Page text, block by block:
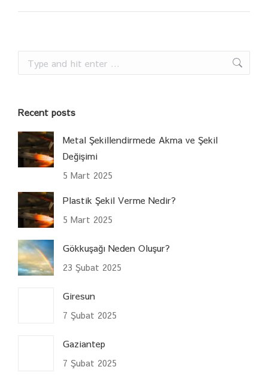
Search:
Recent posts
Metal Şekillendirmede Akma ve Şekil
Değişimi
5 Mart 2025
Plastik Şekil Verme Nedir?
5 Mart 2025
Gökkuşağı Neden Oluşur?
23 Şubat 2025
Giresun
7 Şubat 2025
Gaziantep
7 Şubat 2025